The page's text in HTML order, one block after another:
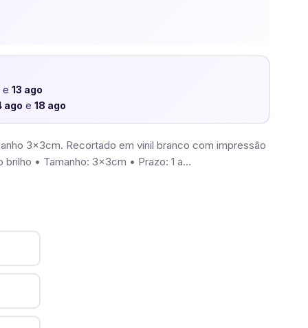
e13 ago
ago e18 ago
3x3cm. Recortado em vinil branco com impressão
brilho • Tamanho: 3x3cm • Prazo: 1 a…